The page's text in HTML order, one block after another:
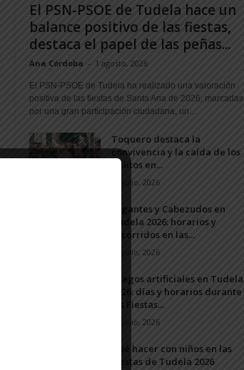
El PSN-PSOE de Tudela hace un
balance positivo de las fiestas,
destaca el papel de las peñas...
Ana Córdoba - 1 agosto, 2026
El PSN-PSOE de Tudela ha realizado una valoración
positiva de las fiestas de Santa Ana de 2026, marcadas
por una gran participación ciudadana, un...
Toquero destaca la
convivencia y la caída de los
delitos en...
31 julio, 2026
Gigantes y Cabezudos en
Tudela 2026: horarios y
recorridos en las...
25 julio, 2026
Fuegos artificiales en Tudela
2026: días y horarios durante
las Fiestas...
24 julio, 2026
Qué hacer con niños en las
Fiestas de Tudela 2026